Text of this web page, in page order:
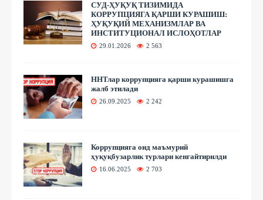
СУД-ҲУҚУҚ ТИЗИМИДА
КОРРУПЦИЯГА ҚАРШИ КУРАШИШ:
ҲУҚУҚИЙ МЕХАНИЗМЛАР ВА
ИНСТИТУЦИОНАЛ ИСЛОҲОТЛАР
29.01.2026 2 563
ННТлар коррупцияга қарши курашишга
жалб этилади
26.09.2025 2 242
Коррупцияга оид маъмурий
ҳуқуқбузарлик турлари кенгайтирилди
16.06.2025 2 703